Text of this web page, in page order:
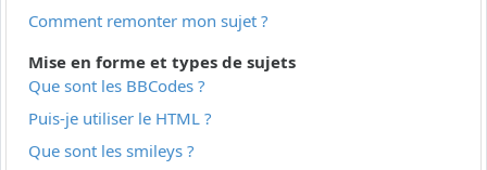
Comment remonter mon sujet ?
Mise en forme et types de sujets
Que sont les BBCodes ?
Puis-je utiliser le HTML ?
Que sont les smileys ?